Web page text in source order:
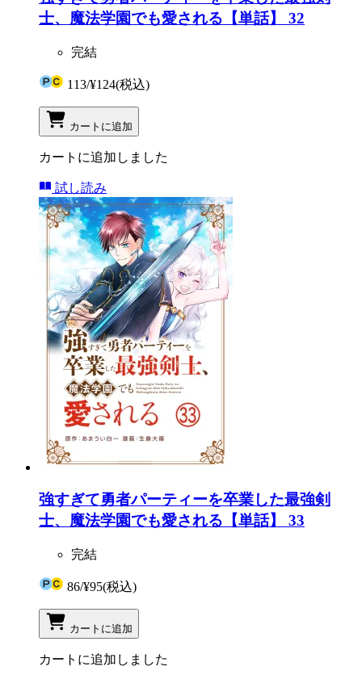
士、魔法学園でも愛される【単話】 32
完結
113/¥124(税込)
カートに追加
カートに追加しました
試し読み
強すぎて勇者パーティーを卒業した最強剣
士、魔法学園でも愛される【単話】 33
完結
86/¥95(税込)
カートに追加
カートに追加しました